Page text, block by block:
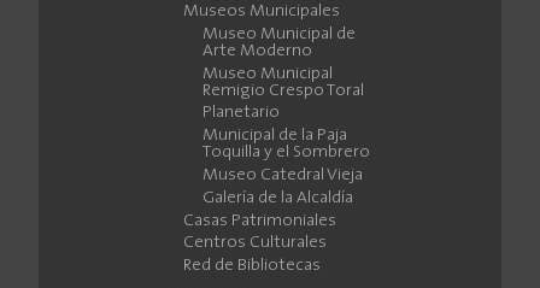
Museos Municipales
Museo Municipal de
Arte Moderno
Museo Municipal
Remigio Crespo Toral
Planetario
Municipal de la Paja
Toquilla y el Sombrero
Museo Catedral Vieja
Galería de la Alcaldía
Casas Patrimoniales
Centros Culturales
Red de Bibliotecas